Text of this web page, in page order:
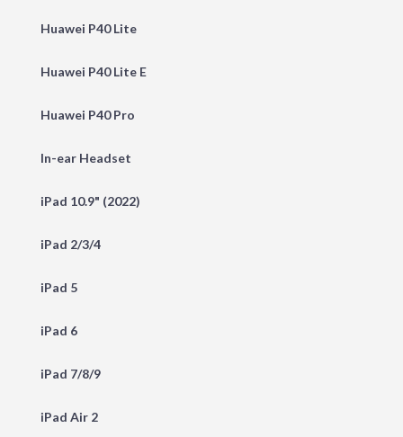
Huawei P40 Lite
Huawei P40 Lite E
Huawei P40 Pro
In-ear Headset
iPad 10.9" (2022)
iPad 2/3/4
iPad 5
iPad 6
iPad 7/8/9
iPad Air 2